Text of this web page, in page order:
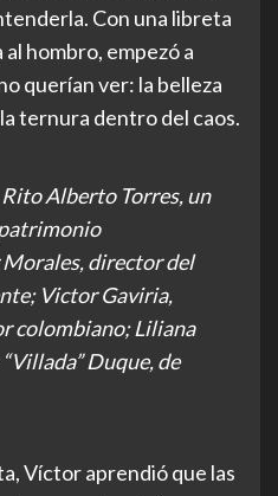
Con una libreta
al hombro, empezó a
querían ver: la belleza
ternura dentro del caos.
Alberto Torres, un
director del
Victor Gaviria,
colombiano; Liliana
Duque, de
Víctor aprendió que las